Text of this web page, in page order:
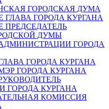
ГОРОДСКАЯ ДУМА
ГОРОДА КУРГАНА
ПРЕДСЕДАТЕЛЬ
ДУМЫ
ГОРОДА
ГОРОДА КУРГАНА
ГОРОДА КУРГАНА
ГОРОДА КУРГАНА
КОМИССИЯ